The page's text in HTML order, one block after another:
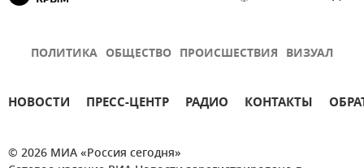
ПОЛИТИКА ОБЩЕСТВО ПРОИСШЕСТВИЯ ВИЗУАЛ
НОВОСТИ ПРЕСС-ЦЕНТР РАДИО КОНТАКТЫ
© 2026 МИА «Россия сегодня»